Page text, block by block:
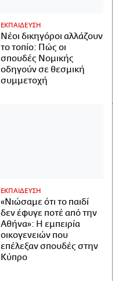
ΕΚΠΑΙΔΕΥΣΗ
Νέοι δικηγόροι αλλάζουν
το τοπίο: Πώς οι
σπουδές Νομικής
οδηγούν σε θεσμική
συμμετοχή
ΕΚΠΑΙΔΕΥΣΗ
«Νιώσαμε ότι το παιδί
δεν έφυγε ποτέ από την
Αθήνα»: Η εμπειρία
οικογενειών που
επέλεξαν σπουδές στην
Κύπρο